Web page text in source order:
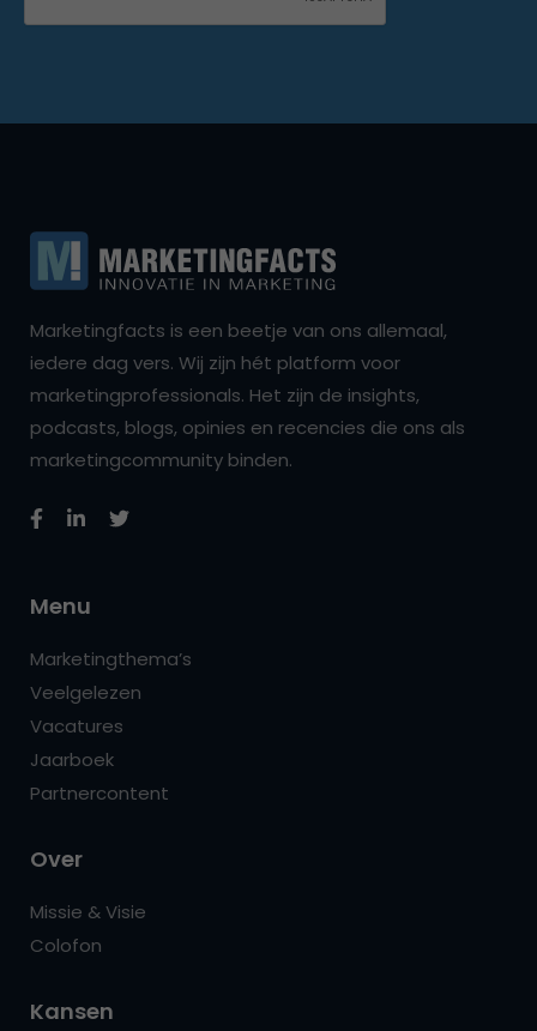
Marketingfacts is een beetje van ons allemaal,
iedere dag vers. Wij zijn hét platform voor
marketingprofessionals. Het zijn de insights,
podcasts, blogs, opinies en recencies die ons als
marketingcommunity binden.
Menu
Marketingthema’s
Veelgelezen
Vacatures
Jaarboek
Partnercontent
Over
Missie & Visie
Colofon
Kansen